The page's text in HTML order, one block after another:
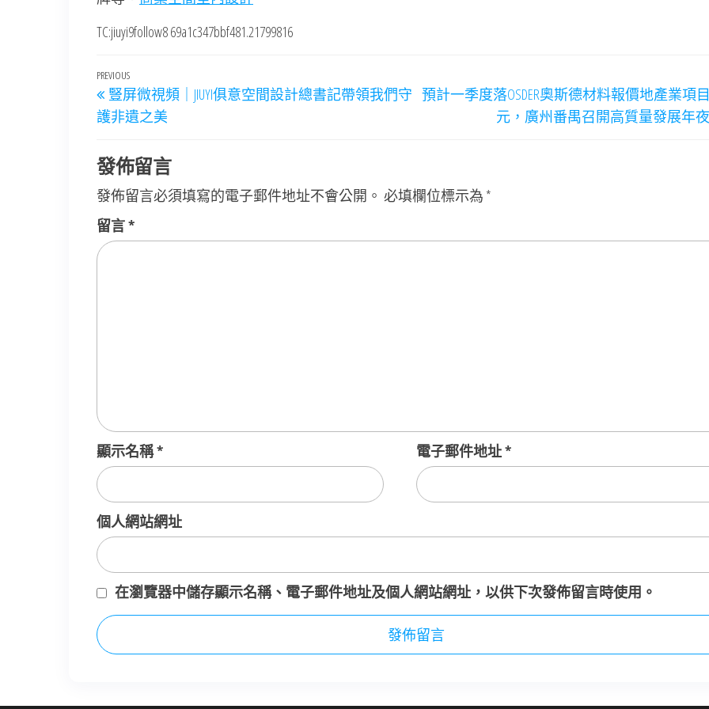
TC:jiuyi9follow8 69a1c347bbf481.21799816
文
章
導
覽
Previous
Post
PREVIOUS
豎屏微視頻｜JIUYI俱意空間設計總書記帶領我們守
護非遺之美
預計一季度落OSDER奧斯德材料報價地產業項
元，廣州番禺召開高質量發展年
發佈留言
發佈留言必須填寫的電子郵件地址不會公開。 必填欄位標示為 *
留言*
顯示名稱* 電子郵件地址*
個人網站網址
在瀏覽器中儲存顯示名稱、電子郵件地址及個人網站網址，以供下次發佈留言時使用。